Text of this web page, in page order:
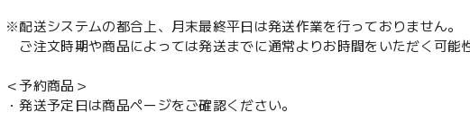
※配送システムの都合上、月末最終平日は発送作業を行っておりません。
ご注文時期や商品によっては発送までに通常よりお時間をいただく可能
＜予約商品＞
・発送予定日は商品ページをご確認ください。